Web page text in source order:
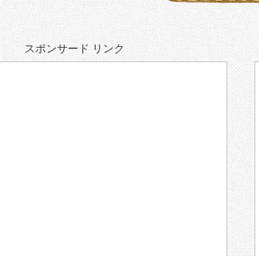
スポンサード リンク